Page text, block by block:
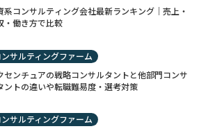
系コンサルティング会社最新ランキング｜売上・
・働き方で比較
ンサルティングファーム
センチュアの戦略コンサルタントと他部門コンサ
ントの違いや転職難易度・選考対策
ンサルティングファーム